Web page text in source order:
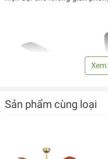
Sản phẩm cùng loại